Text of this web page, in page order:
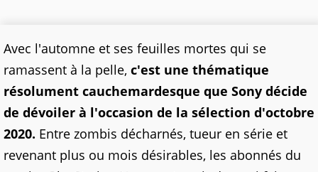
Avec l'automne et ses feuilles mortes qui se
ramassent à la pelle, c'est une thématique
résolument cauchemardesque que Sony décide
de dévoiler à l'occasion de la sélection d'octobre
2020. Entre zombis décharnés, tueur en série et
revenant plus ou mois désirables, les abonnés du